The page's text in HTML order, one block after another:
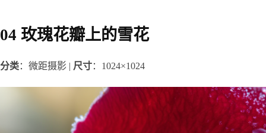
04 玫瑰花瓣上的雪花
分类：微距摄影 | 尺寸：1024×1024